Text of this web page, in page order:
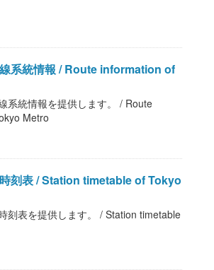
系統情報 / Route information of
系統情報を提供します。 / Route
Metro
刻表 / Station timetable of Tokyo
刻表を提供します。 / Station timetable